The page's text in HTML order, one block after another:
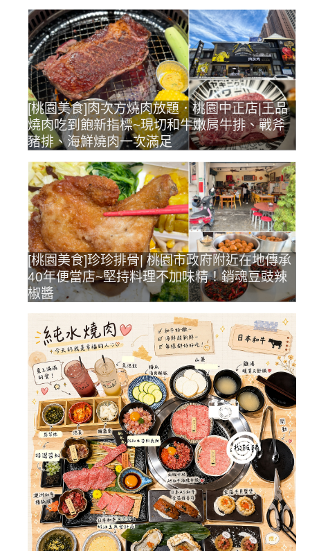
[桃園美食]肉次方燒肉放題．桃園中正店|王品
燒肉吃到飽新指標~現切和牛嫩肩牛排、戰斧
豬排、海鮮燒肉一次滿足
[桃園美食]珍珍排骨| 桃園市政府附近在地傳承
40年便當店~堅持料理不加味精！銷魂豆豉辣
椒醬